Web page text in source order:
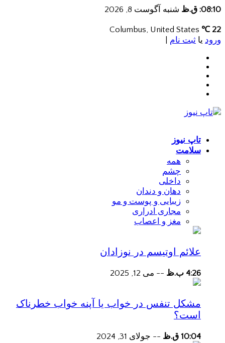
08:10: ق.ظ شنبه آگوست 8, 2026
22 ℃
ورود یا ثبت نام
تاپ نیوز
سلامت
همه
چشم
داخلی
دهان و دندان
زیبایی و پوست و مو
مجاری ادراری
مغز و اعصاب
علائم اوتیسم در نوزادان
4:26 ب.ظ -- می 12, 2025
مشکل تنفس در خواب یا آپنه خواب خطرناک
است؟
10:04 ق.ظ -- جولای 31, 2024